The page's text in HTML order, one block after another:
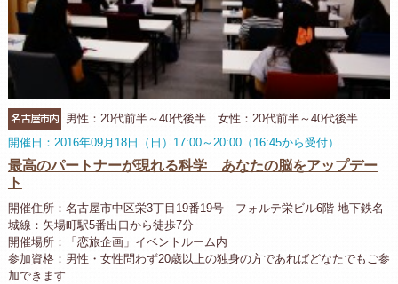
名古屋市内
男性：20代前半～40代後半 女性：20代前半～40代後半
開催日：2016年09月18日（日）17:00～20:00（16:45から受付）
最高のパートナーが現れる科学 あなたの脳をアップデー
ト
開催住所：名古屋市中区栄3丁目19番19号 フォルテ栄ビル6階 地下鉄名
城線：矢場町駅5番出口から徒歩7分
開催場所：「恋旅企画」イベントルーム内
参加資格：男性・女性問わず20歳以上の独身の方であればどなたでもご参
加できます